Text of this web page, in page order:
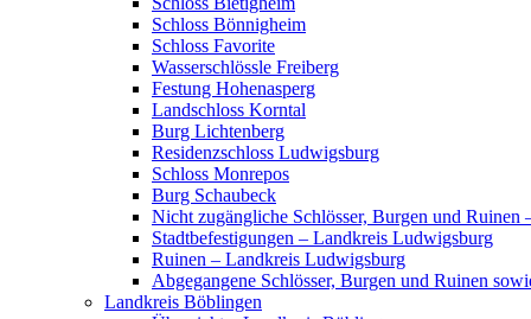
Schloss Bönnigheim
Schloss Favorite
Wasserschlössle Freiberg
Festung Hohenasperg
Landschloss Korntal
Burg Lichtenberg
Residenzschloss Ludwigsburg
Schloss Monrepos
Burg Schaubeck
Nicht zugängliche Schlösser, Burgen und
Stadtbefestigungen – Landkreis Ludwigsburg
Ruinen – Landkreis Ludwigsburg
Abgegangene Schlösser, Burgen und Ruinen
Landkreis Böblingen